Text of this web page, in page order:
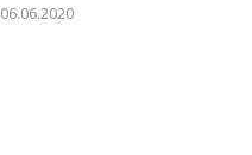
06.06.2020